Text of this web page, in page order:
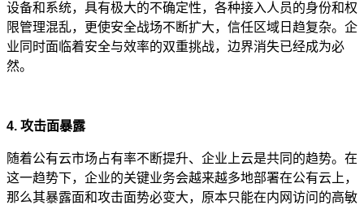
设备和系统，具有极大的不确定性，各种接入人员的身份和权
限管理混乱，更使安全战场不断扩大，信任区域日趋复杂。企
业同时面临着安全与效率的双重挑战，边界消失已经成为必
然。
4. 攻击面暴露
随着公有云市场占有率不断提升、企业上云是共同的趋势。在
这一趋势下，企业的关键业务会越来越多地部署在公有云上，
那么其暴露面和攻击面势必变大，原本只能在内网访问的高敏